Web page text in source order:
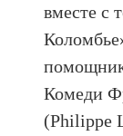
вместе с
Комеди
(Philippe